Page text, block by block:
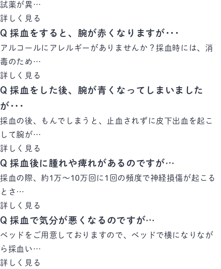
試薬が異…
詳しく見る
Q 採血をすると、腕が赤くなりますが･･･
アルコールにアレルギーがありませんか？採血時には、消
毒のため…
詳しく見る
Q 採血をした後、腕が青くなってしまいました
が･･･
採血の後、もんでしまうと、止血されずに皮下出血を起こ
して腕が…
詳しく見る
Q 採血後に腫れや痺れがあるのですが…
採血の際、約1万～10万回に1回の頻度で神経損傷が起こる
とさ…
詳しく見る
Q 採血で気分が悪くなるのですが…
ベッドをご用意しておりますので、ベッドで横になりなが
ら採血い…
詳しく見る